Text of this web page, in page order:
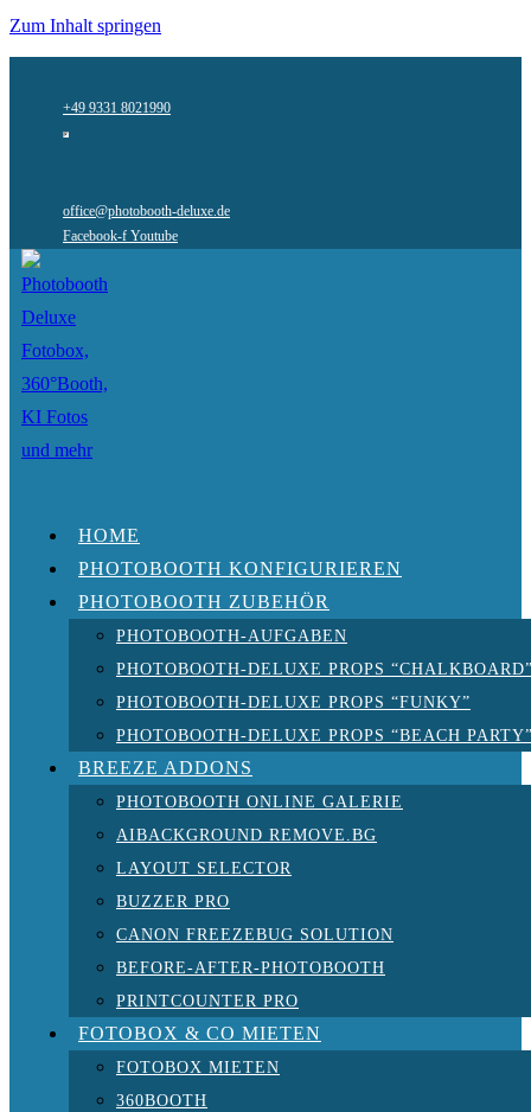
Zum Inhalt springen
+49 9331 8021990
office@photobooth-deluxe.de
Facebook-f Youtube
HOME
PHOTOBOOTH KONFIGURIEREN
PHOTOBOOTH ZUBEHÖR
PHOTOBOOTH-AUFGABEN
PHOTOBOOTH-DELUXE PROPS
PHOTOBOOTH-DELUXE PROPS “FUNKY”
PHOTOBOOTH-DELUXE PROPS “BEACH
BREEZE ADDONS
PHOTOBOOTH ONLINE GALERIE
AIBACKGROUND REMOVE.BG
LAYOUT SELECTOR
BUZZER PRO
CANON FREEZEBUG SOLUTION
BEFORE-AFTER-PHOTOBOOTH
PRINTCOUNTER PRO
FOTOBOX & CO MIETEN
FOTOBOX MIETEN
360BOOTH